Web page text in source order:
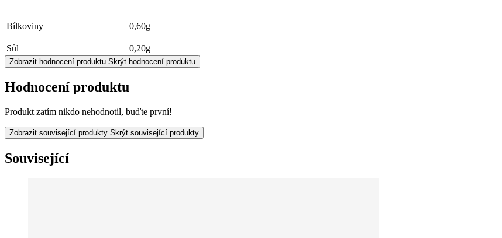
Bílkoviny 0,60g
Sůl 0,20g
Zobrazit hodnocení produktu Skrýt hodnocení produktu
Hodnocení produktu
Produkt zatím nikdo nehodnotil, buďte první!
Zobrazit související produkty Skrýt související produkty
Související